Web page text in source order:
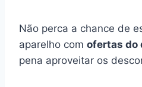
Não perca a chance de
aparelho com ofertas do
pena aproveitar os